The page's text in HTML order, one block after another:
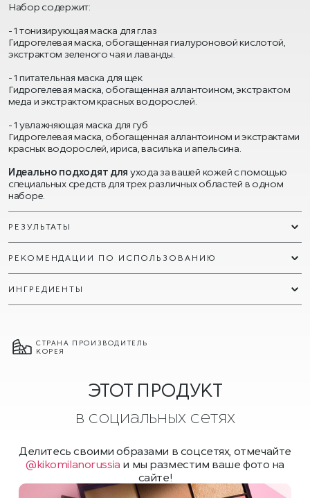
Набор содержит:
- 1 тонизирующая маска для глаз
Гидрогелевая маска, обогащенная гиалуроновой кислотой,
экстрактом зеленого чая и лаванды.
- 1 питательная маска для щек
Гидрогелевая маска, обогащенная аллантоином, экстрактом
меда и экстрактом красных водорослей.
- 1 увлажняющая маска для губ
Гидрогелевая маска, обогащенная аллантоином и экстрактами
красных водорослей, ириса, василька и апельсина.
Идеально подходят для ухода за вашей кожей с помощью
специальных средств для трех различных областей в одном
наборе.
РЕЗУЛЬТАТЫ
РЕКОМЕНДАЦИИ ПО ИСПОЛЬЗОВАНИЮ
ИНГРЕДИЕНТЫ
СТРАНА ПРОИЗВОДИТЕЛЬ
КОРЕЯ
ЭТОТ ПРОДУКТ
в социальных сетях
Делитесь своими образами в соцсетях, отмечайте
@kikomilanorussia и мы разместим ваше фото на
сайте!